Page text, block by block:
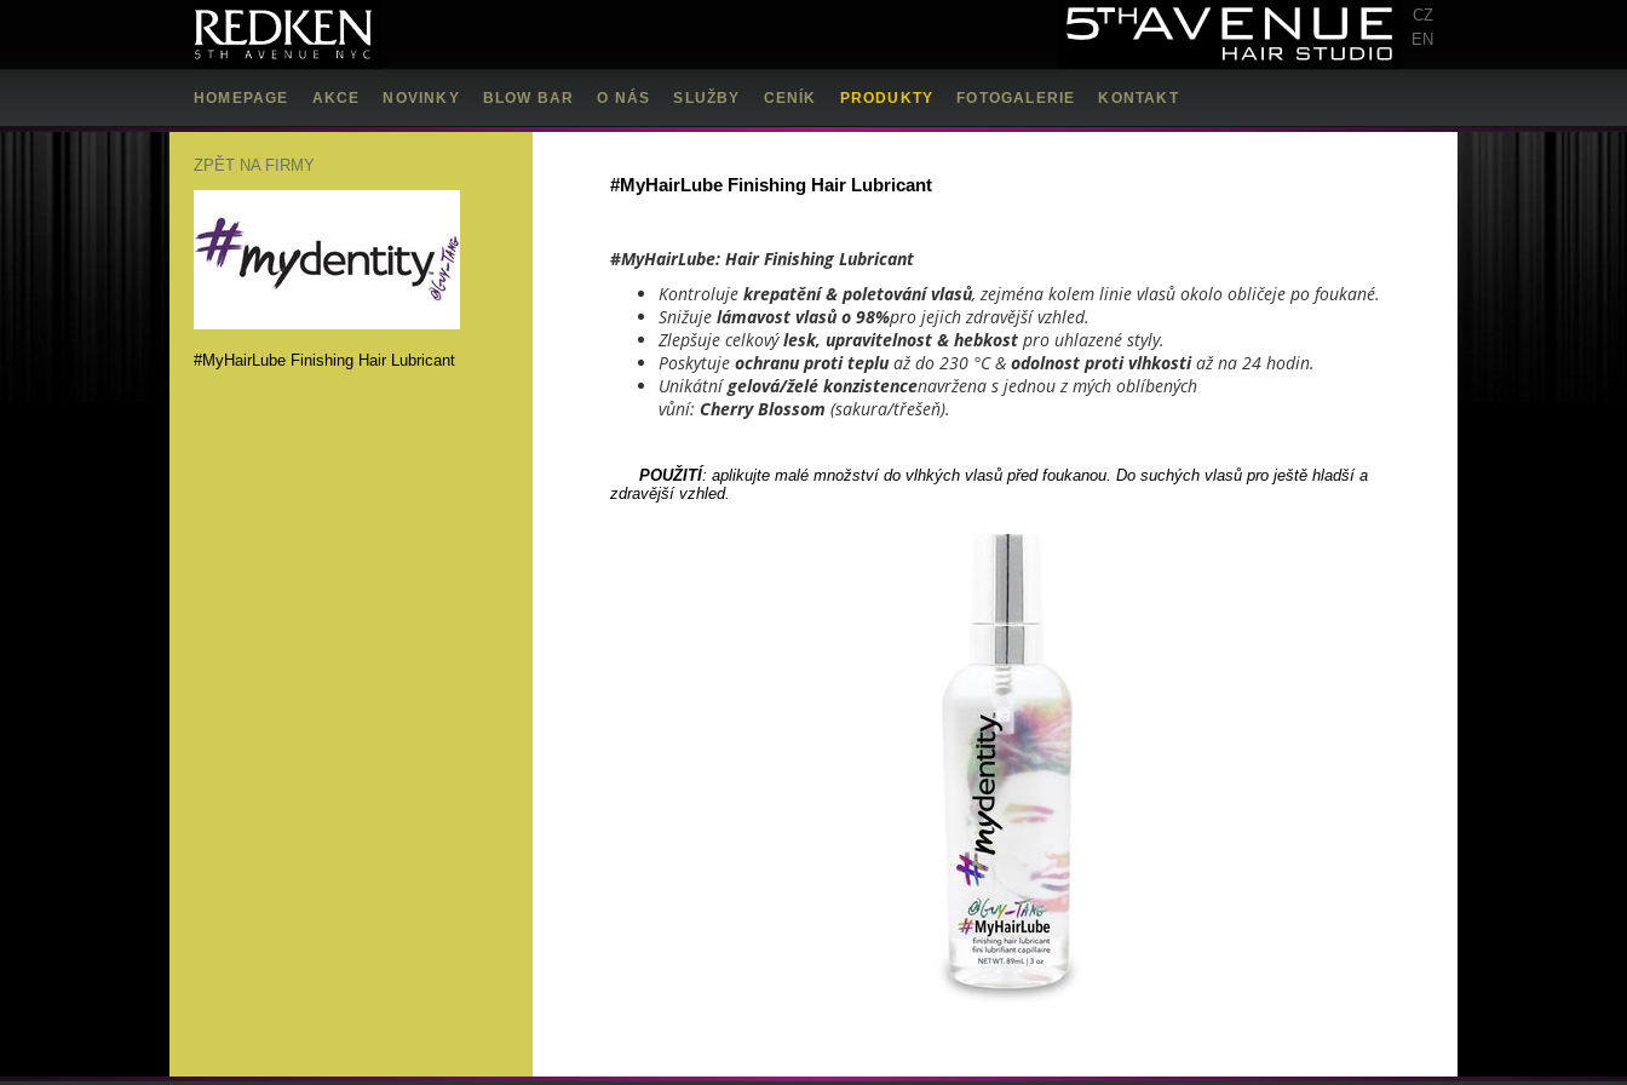
CZ
EN
HOMEPAGE AKCE NOVINKY BLOW BAR O NÁS SLUŽBY CENÍK PRODUKTY FOTOGALERIE KONTAKT
#MyHairLube Finishing Hair Lubricant
#MyHairLube: Hair Finishing Lubricant
Kontroluje krepatění& poletování vlasů, zejména kolem linie vlasů okolo obličeje po foukané.
Snižuje lámavost vlasů o 98%pro jejich zdravější vzhled.
Zlepšuje celkovýlesk, upravitelnost & hebkost pro uhlazené styly.
Poskytuje ochranu proti tepluaž do 230 °C & odolnost proti vlhkostiaž na 24 hodin.
Unikátnígelová/želé konzistencenavržena s jednou z mých oblíbených
vůní: Cherry Blossom (sakura/třešeň).
POUŽITÍ: aplikujte malé množství do vlhkých vlasů před foukanou. Do suchých vlasů pro ještě hladší a
zdravější vzhled.
ZPĚT NA FIRMY
#MyHairLube Finishing Hair Lubricant